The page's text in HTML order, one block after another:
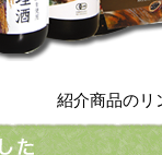
紹介商品のリ